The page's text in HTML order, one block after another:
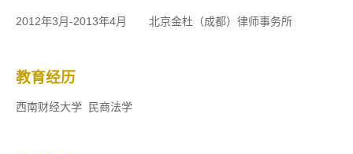
2012年3月-2013年4月 北京金杜（成都）律师事务所
教育经历
西南财经大学 民商法学